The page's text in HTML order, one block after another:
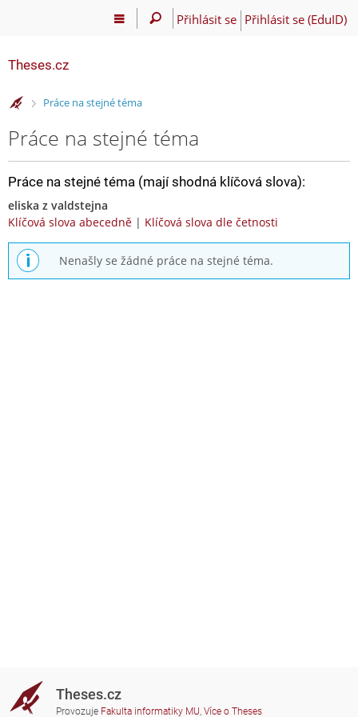
Přihlásit se Přihlásit se (EduID)
Theses.cz
>Práce na stejné téma
Práce na stejné téma
Práce na stejné téma (mají shodná klíčová slova):
eliska z valdstejna
Klíčová slova abecedně | Klíčová slova dle četnosti
Nenašly se žádné práce na stejné téma.
Theses.cz
Provozuje Fakulta informatiky MU, Více o Theses